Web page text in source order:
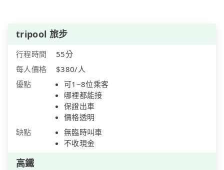
tripool 旅步
行程時間
55分
每人價格
$380/人
優點
可1~8位乘客
哪裡都能接
保證出車
價格透明
缺點
無臨時叫車
不收現金
高鐵